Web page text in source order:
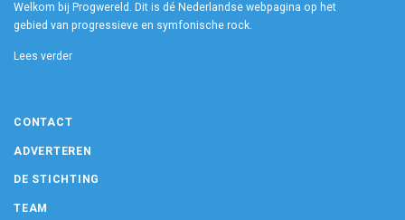
Welkom bij Progwereld. Dit is dé Nederlandse webpagina op het
gebied van progressieve en symfonische rock.
Lees verder
CONTACT
ADVERTEREN
DE STICHTING
TEAM